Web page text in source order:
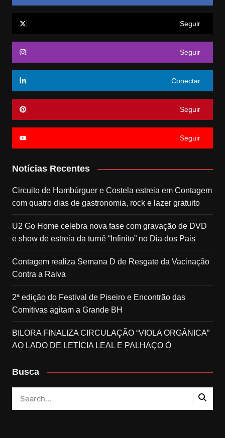
Seguir
Seguir
Conectar
Seguir
Seguir
Notícias Recentes
Circuito de Hambúrguer e Costela estreia em Contagem
com quatro dias de gastronomia, rock e lazer gratuito
U2 Go Home celebra nova fase com gravação de DVD
e show de estreia da turnê “Infinito” no Dia dos Pais
Contagem realiza Semana D de Resgate da Vacinação
Contra a Raiva
2ª edição do Festival de Piseiro e Encontrão das
Comitivas agitam a Grande BH
BILORA FINALIZA CIRCULAÇÃO “VIOLA ORGÂNICA”
AO LADO DE LETÍCIA LEAL E PALHAÇO Ó
Busca